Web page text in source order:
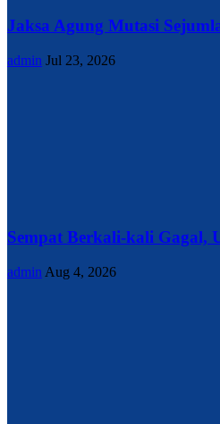
Jaksa Agung Mutasi
admin Jul 23, 2026
Sempat Berkali-kali Gagal,
admin Aug 4, 2026